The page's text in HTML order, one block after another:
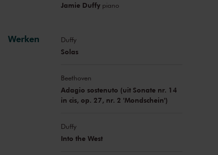
Jamie Duffypiano
Werken Duffy
Solas
Beethoven
Adagio sostenuto (uit Sonate nr. 14
in cis, op. 27, nr. 2 'Mondschein')
Duffy
Into the West